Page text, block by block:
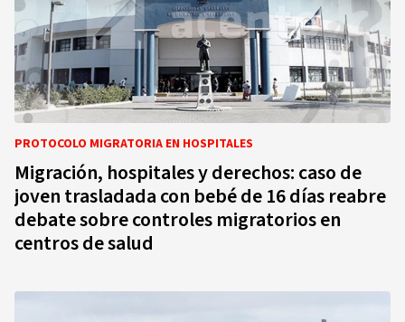
PROTOCOLO MIGRATORIA EN HOSPITALES
Migración, hospitales y derechos: caso de
joven trasladada con bebé de 16 días reabre
debate sobre controles migratorios en
centros de salud